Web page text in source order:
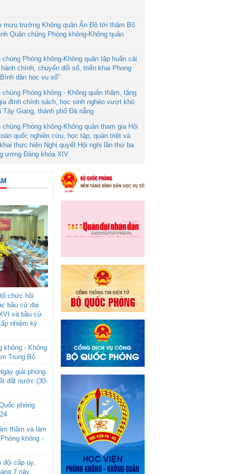
mưu trưởng Không quân Ấn Độ tới thăm Bộ
Quân chủng Phòng không-Không quân
chủng Phòng không-Không quân tập huấn cải
chính, chuyển đổi số, triển khai Phong
dân học vụ số”
chủng Phòng không - Không quân thăm, tặng
đình chính sách, học sinh nghèo vượt khó
Tây Giang, thành phố Đà nẵng
chủng Phòng không-Không quân tham gia Hội
quốc nghiên cứu, học tập, quán triệt và
thực hiện Nghị quyết Hội nghị lần thứ ba
ương Đảng khóa XIV
chức hội
bầu cử đại
và bầu cử
nhiệm kỳ
không - Không
Trung Bộ
giải phóng
đất nước (30-
phòng
thăm và làm
không -
cấp úy,
7 này